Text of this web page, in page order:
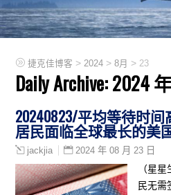
捷克佳博客 > 2024 >8月 > 23
Daily Archive:2024
20240823/平均等待时
居民面临全球最长的美
jackjia 2024 年 08 月 23 日
（星
民无需